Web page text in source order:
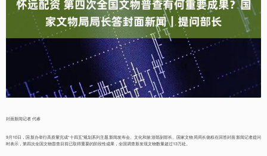
封面新闻记者 代睿
9月10日，国新办举行高质量完成“十四五”规划系列主题新闻发布会。文化和旅游部副部长、国家文物局局长饶权在回答封面新闻记者提问
时表示，第四次全国文物普查目前已取得重要的阶段性成果，全国调查新发现文物数量超过13万处。